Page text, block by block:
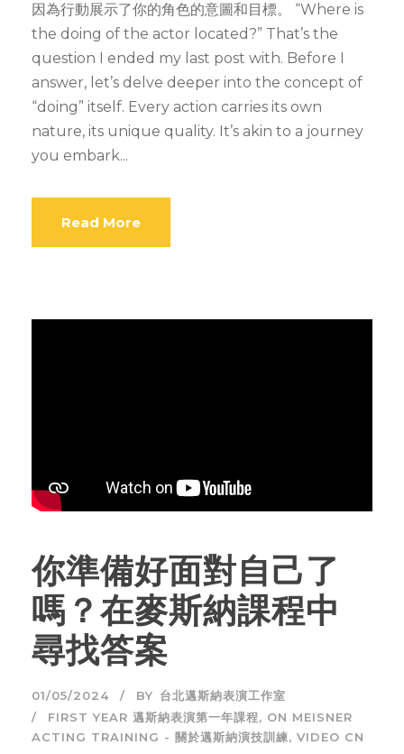
因為行動展示了你的角色的意圖和目標。 “Where is
the doing of the actor located?” That’s the
question I ended my last post with. Before I
answer, let’s delve deeper into the concept of
“doing” itself. Every action carries its own
nature, its unique quality. It’s akin to a journey
you embark...
Read More
你準備好面對自己了
嗎？在麥斯納課程中
尋找答案
01/05/2024 BY 台北邁斯納表演工作室
FIRST YEAR 邁斯納表演第一年課程, ON MEISNER
ACTING TRAINING - 關於邁斯納演技訓練, VIDEO CN